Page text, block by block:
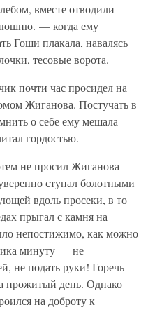
вместе отводили
— когда ему
Гоши плакала, навалясь
тесовые ворота.
почти час просидел на
Жиганова. Постучать в
о себе ему мешала
гордостью.
не просил Жиганова
ступал болотными
вдоль просеки, в то
прыгал с камня на
непостижимо, как можно
минуту — не
не подать руки! Горечь
прожитый день. Однако
на доброту к